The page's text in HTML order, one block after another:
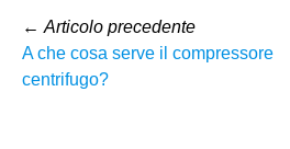
← Articolo precedente
A che cosa serve il compressore
centrifugo?